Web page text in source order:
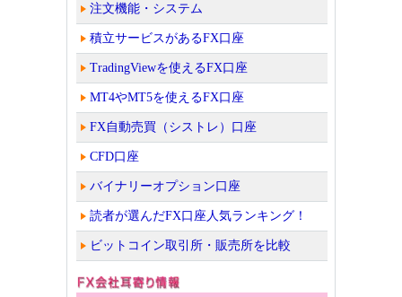
注文機能・システム
積立サービスがあるFX口座
TradingViewを使えるFX口座
MT4やMT5を使えるFX口座
FX自動売買（シストレ）口座
CFD口座
バイナリーオプション口座
読者が選んだFX口座人気ランキング！
ビットコイン取引所・販売所を比較